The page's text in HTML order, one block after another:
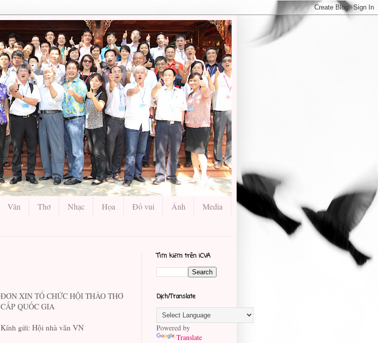
Văn Thơ Nhạc Họa Đố vui Ảnh
Media
ĐƠN XIN TỔ CHỨC HỘI THẢO THƠ
CẤP QUỐC GIA
Kính gửi: Hội nhà văn VN
Tìm kiếm trên iCVA
Dịch/Translate
Powered by
Translate